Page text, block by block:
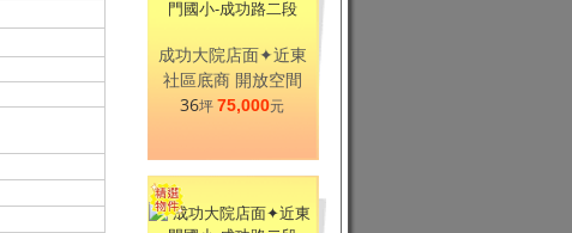
成功大院店面✦近東
社區底商 開放空間
36坪75,000元